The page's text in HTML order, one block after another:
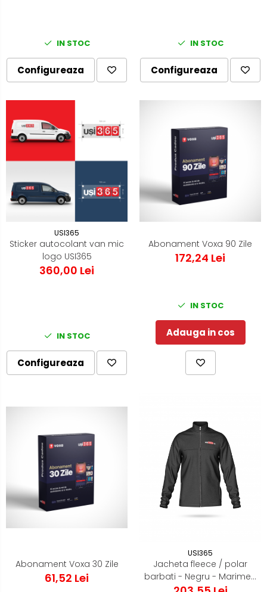
IN STOC
Configureaza
IN STOC
Configureaza
USI365
Sticker autocolant van mic
logo USI365
360,00 Lei
IN STOC
Configureaza
Abonament Voxa 90 Zile
172,24 Lei
IN STOC
Adauga in cos
Abonament Voxa 30 Zile
61,52 Lei
USI365
Jacheta fleece / polar
barbati - Negru - Marimea
M